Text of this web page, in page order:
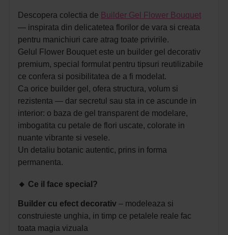
Descopera colectia de Builder Gel Flower Bouquet
— inspirata din delicatetea florilor de vara si creata
pentru manichiuri care atrag toate privirile.
Gelul Flower Bouquet este un builder gel decorativ
premium, special formulat pentru tipsuri reutilizabile
ce confera si posibilitatea de a fi modelat.
Ca orice builder gel, ofera structura, volum si
rezistenta — dar secretul sau sta in ce ascunde in
interior: o baza de gel transparent de modelare,
imbogatita cu petale de flori uscate, colorate in
nuante vibrante si vesele.
Un detaliu botanic autentic, prins in forma
permanenta.
🔸 Ce il face special?
Builder cu efect decorativ – modeleaza si
construieste unghia, in timp ce petalele reale fac
toata magia vizuala